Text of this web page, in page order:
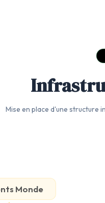
Mise en place d'une structure
Monde